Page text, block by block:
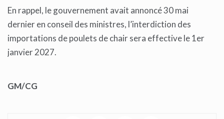
En rappel, le gouvernement avait annoncé 30 mai
dernier en conseil des ministres, l’interdiction des
importations de poulets de chair sera effective le 1er
janvier 2027.
GM/CG